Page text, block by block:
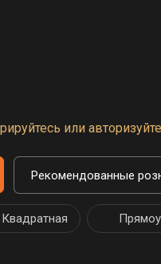
или
Рекомендованные
Квадратная